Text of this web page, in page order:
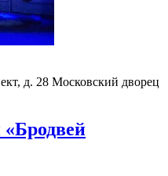
д. 28 Московский дворец